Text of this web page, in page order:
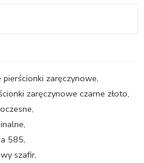
pierścionki zaręczynowe,
zaręczynowe czarne złoto,
,
,
585,
szafir,